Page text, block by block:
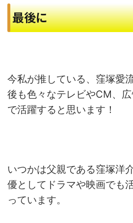
最後に
今私が推している、窪塚愛
後も色々なテレビやCM、
で活躍すると思います！
いつかは父親である窪塚洋
優としてドラマや映画でも
っています。